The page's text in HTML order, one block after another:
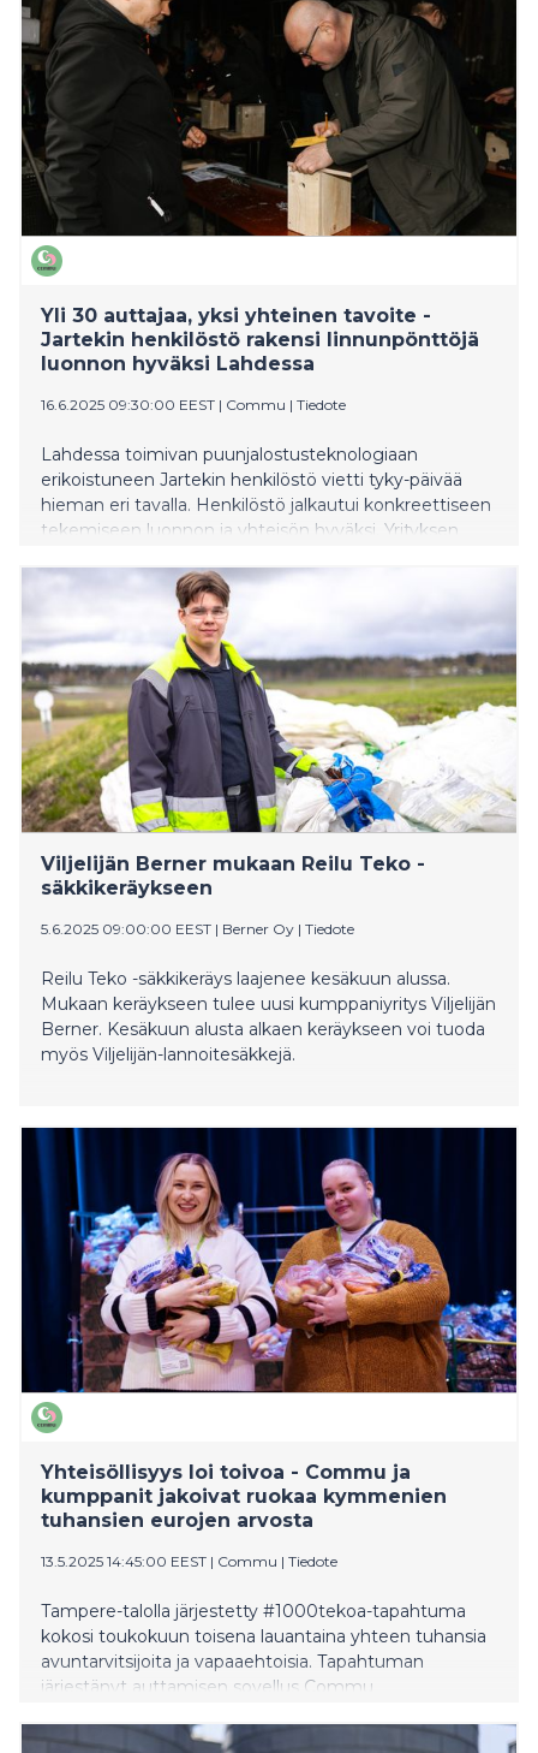
Yli 30 auttajaa, yksi yhteinen tavoite -
Jartekin henkilöstö rakensi linnunpönttöjä
luonnon hyväksi Lahdessa
16.6.2025 09:30:00 EEST | Commu | Tiedote
Lahdessa toimivan puunjalostusteknologiaan
erikoistuneen Jartekin henkilöstö vietti tyky-päivää
hieman eri tavalla. Henkilöstö jalkautui konkreettiseen
tekemiseen luonnon ja yhteisön hyväksi. Yrityksen
rakennettiin yhdessä linnunpönttöjä paikallisen
lintukunnan hyväksi.
Viljelijän Berner mukaan Reilu Teko -
säkkikeräykseen
5.6.2025 09:00:00 EEST | Berner Oy | Tiedote
Reilu Teko -säkkikeräys laajenee kesäkuun alussa.
Mukaan keräykseen tulee uusi kumppaniyritys Viljelijän
Berner. Kesäkuun alusta alkaen keräykseen voi tuoda
myös Viljelijän-lannoitesäkkejä.
Yhteisöllisyys loi toivoa - Commu ja
kumppanit jakoivat ruokaa kymmenien
tuhansien eurojen arvosta
13.5.2025 14:45:00 EEST | Commu | Tiedote
Tampere-talolla järjestetty #1000tekoa-tapahtuma
kokosi toukokuun toisena lauantaina yhteen tuhansia
avuntarvitsijoita ja vapaaehtoisia. Tapahtuman
järjestänyt auttamisen sovellus Commu
ja tarjosi 500 maksutonta lounasta. Lisäksi osallistujat